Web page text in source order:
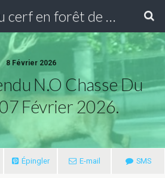
Vénerie du cerf en forêt de Compiègne
8 Février 2026
N.O Chasse Du
Février 2026.
Épingler E-mail SMS